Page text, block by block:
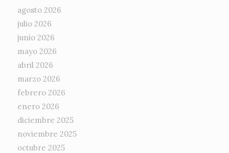
agosto 2026
julio 2026
junio 2026
mayo 2026
abril 2026
marzo 2026
febrero 2026
enero 2026
diciembre 2025
noviembre 2025
octubre 2025